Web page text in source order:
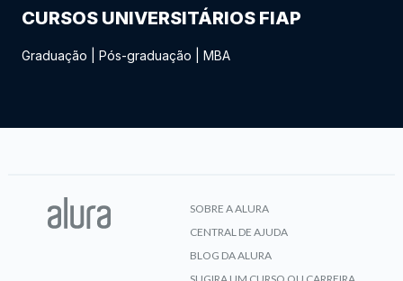
CURSOS UNIVERSITÁRIOS FIAP
Graduação Pós-graduação MBA
SOBRE A ALURA
CENTRAL DE AJUDA
BLOG DA ALURA